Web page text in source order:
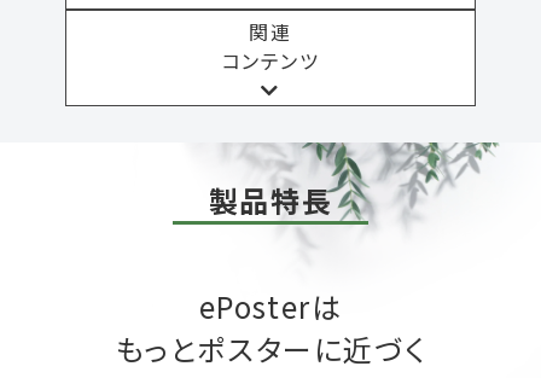
関連
コンテンツ
製品特長
ePosterは
もっとポスターに近づく